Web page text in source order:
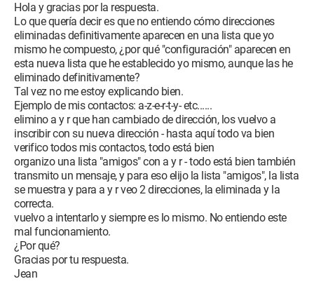
Hola y gracias por la respuesta.
Lo que quería decir es que no entiendo cómo direcciones
eliminadas definitivamente aparecen en una lista que yo
mismo he compuesto, ¿por qué "configuración" aparecen en
esta nueva lista que he establecido yo mismo, aunque las he
eliminado definitivamente?
Tal vez no me estoy explicando bien.
Ejemplo de mis contactos: a-z-e-r-t-y- etc......
elimino a y r que han cambiado de dirección, los vuelvo a
inscribir con su nueva dirección - hasta aquí todo va bien
verifico todos mis contactos, todo está bien
organizo una lista "amigos" con a y r - todo está bien también
transmito un mensaje, y para eso elijo la lista "amigos", la lista
se muestra y para a y r veo 2 direcciones, la eliminada y la
correcta.
vuelvo a intentarlo y siempre es lo mismo. No entiendo este
mal funcionamiento.
¿Por qué?
Gracias por tu respuesta.
Jean